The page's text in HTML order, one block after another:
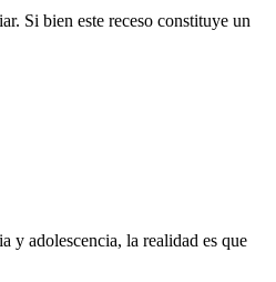
Si bien este receso constituye un
y adolescencia, la realidad es que